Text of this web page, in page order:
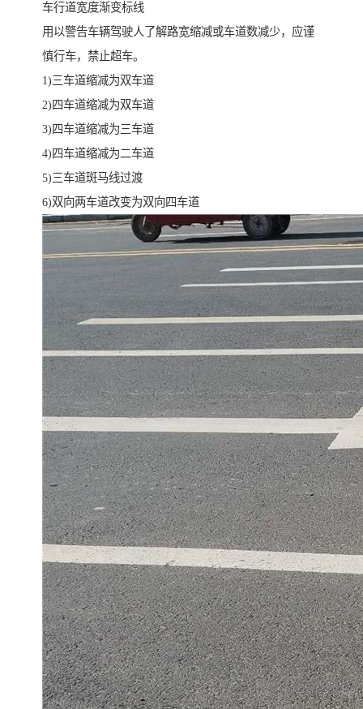
车行道宽度渐变标线
用以警告车辆驾驶人了解路宽缩减或车道数减少，应谨
慎行车，禁止超车。
1)三车道缩减为双车道
2)四车道缩减为双车道
3)四车道缩减为三车道
4)四车道缩减为二车道
5)三车道斑马线过渡
6)双向两车道改变为双向四车道